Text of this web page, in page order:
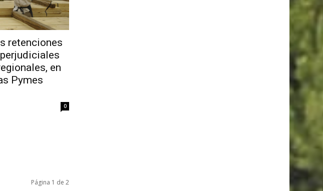
retenciones
en
Pymes
0
Página 1 de 2